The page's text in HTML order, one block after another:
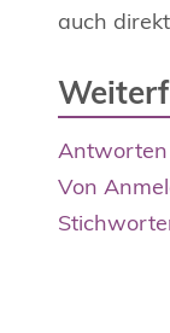
auch
Antworten
Von